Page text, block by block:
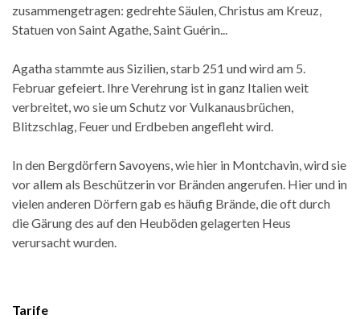
zusammengetragen: gedrehte Säulen, Christus am Kreuz,
Statuen von Saint Agathe, Saint Guérin...
Agatha stammte aus Sizilien, starb 251 und wird am 5.
Februar gefeiert. Ihre Verehrung ist in ganz Italien weit
verbreitet, wo sie um Schutz vor Vulkanausbrüchen,
Blitzschlag, Feuer und Erdbeben angefleht wird.
In den Bergdörfern Savoyens, wie hier in Montchavin, wird sie
vor allem als Beschützerin vor Bränden angerufen. Hier und in
vielen anderen Dörfern gab es häufig Brände, die oft durch
die Gärung des auf den Heuböden gelagerten Heus
verursacht wurden.
Tarife